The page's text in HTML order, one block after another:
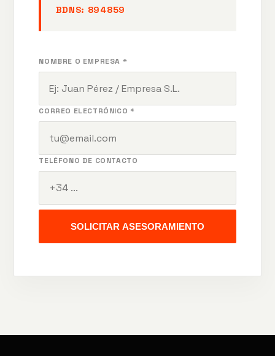
BDNS: 894859
NOMBRE O EMPRESA *
CORREO ELECTRÓNICO *
TELÉFONO DE CONTACTO
SOLICITAR ASESORAMIENTO